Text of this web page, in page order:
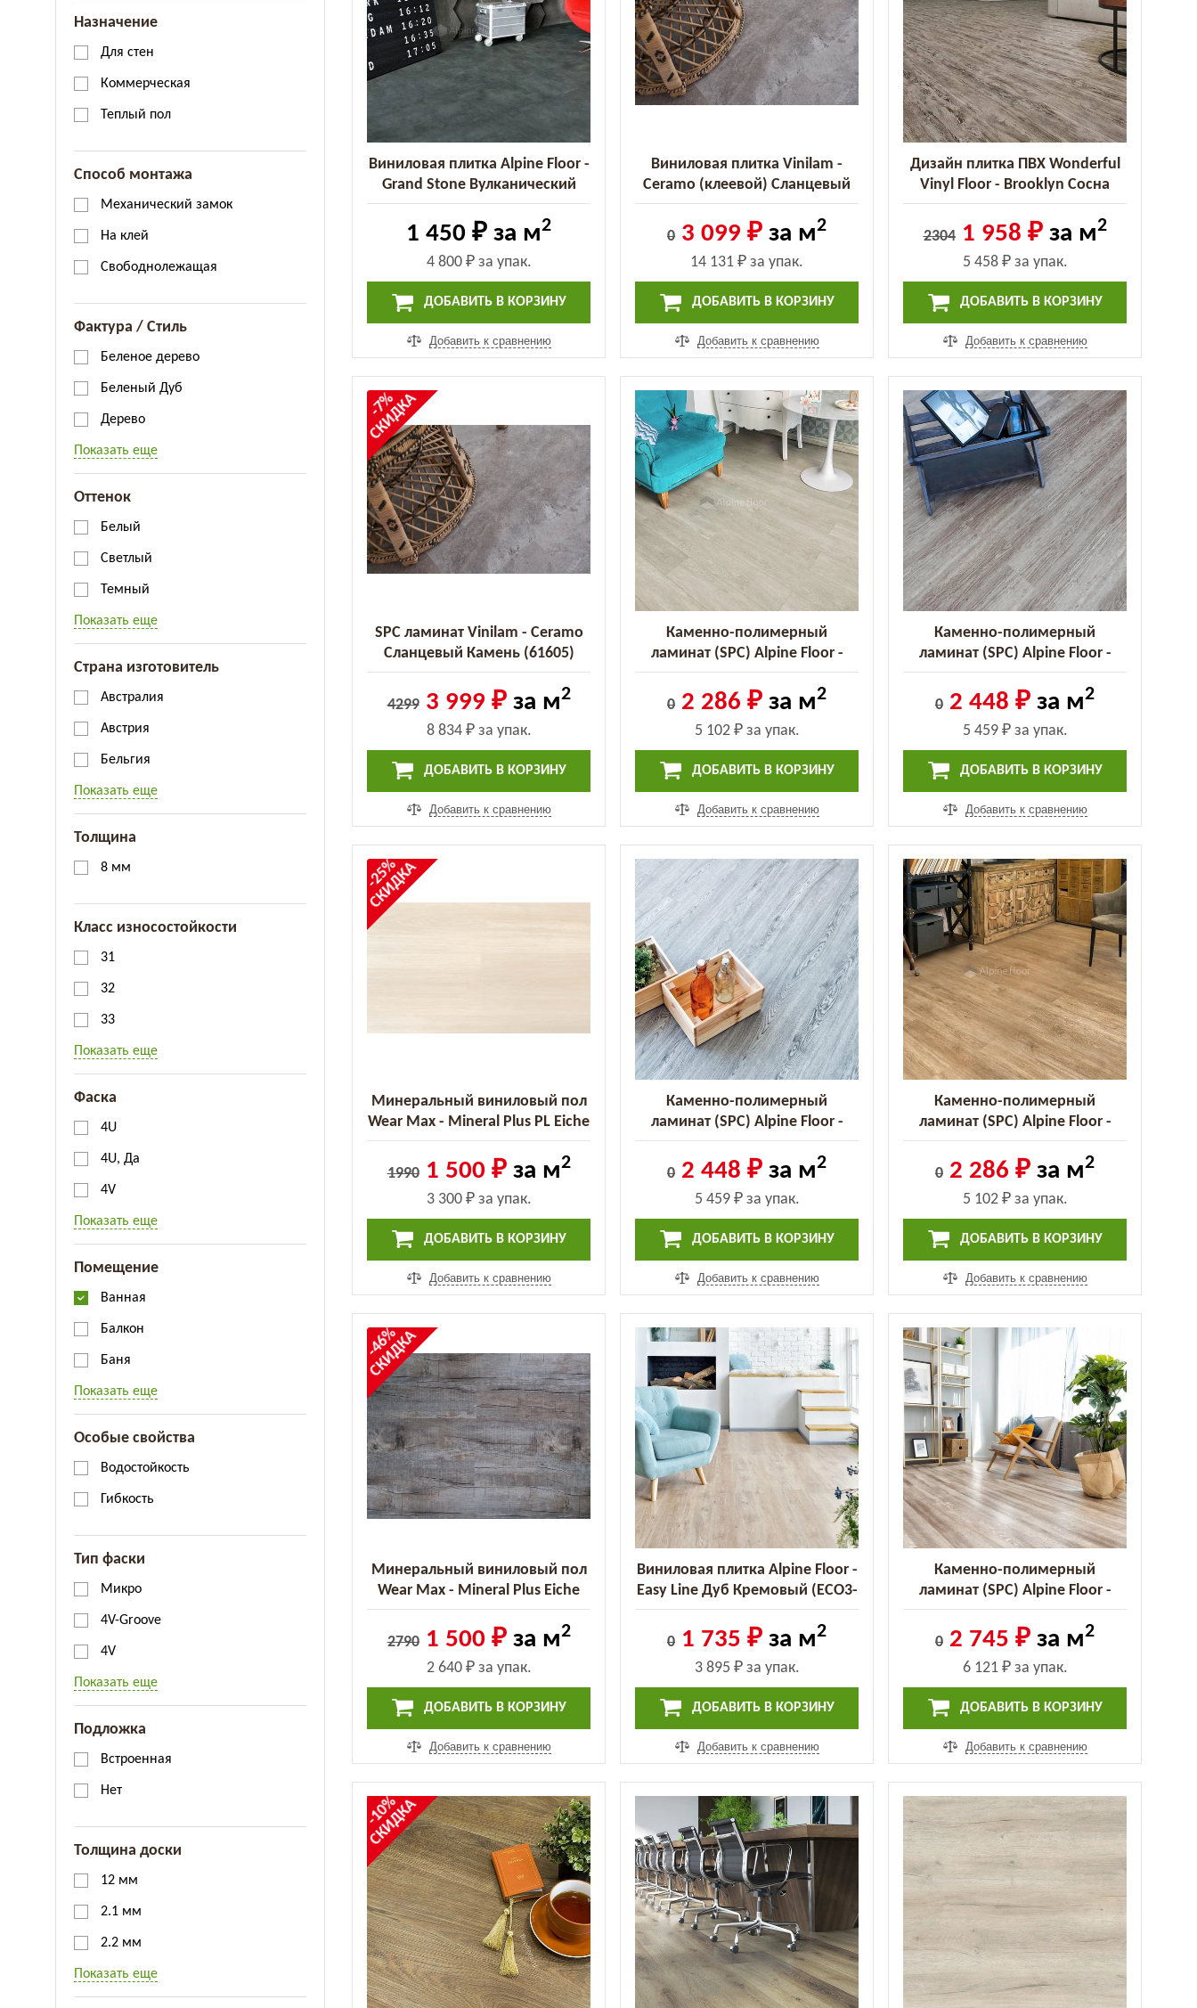
Назначение
Для стен
Коммерческая
Теплый пол
Способ монтажа
Механический замок
На клей
Свободнолежащая
Фактура / Стиль
Беленое дерево
Беленый Дуб
Дерево
Показать еще
Оттенок
Белый
Светлый
Темный
Показать еще
Страна изготовитель
Австралия
Австрия
Бельгия
Показать еще
Толщина
8 мм
Класс износостойкости
31
32
33
Показать еще
Фаска
4U
4U, Да
4V
Показать еще
Помещение
Ванная
Балкон
Баня
Показать еще
Особые свойства
Водостойкость
Гибкость
Тип фаски
Микро
4V-Groove
4V
Показать еще
Подложка
Встроенная
Нет
Толщина доски
12 мм
2.1 мм
2.2 мм
Показать еще
Виниловая плитка Alpine Floor -
Grand Stone Вулканический
песок (ECO 8-5) (ECO 8-5)
1 450 ₽ за м2
4 800 ₽за упак.
ДОБАВИТЬ В КОРЗИНУ
Добавить к сравнению
Виниловая плитка Vinilam -
Ceramo (клеевой) Сланцевый
Камень (61605 (2.5))
0 3 099 ₽ за м2
14 131 ₽ за упак.
ДОБАВИТЬ В КОРЗИНУ
Добавить к сравнению
Дизайн плитка ПВХ Wonderful
Vinyl Floor - Brooklyn Сосна
Винтаж (DB 159-2H)
2304 1 958 ₽за м2
5 458 ₽за упак.
ДОБАВИТЬ В КОРЗИНУ
Добавить к сравнению
-7%
СКИДКА
SPC ламинат Vinilam - Ceramo
Сланцевый Камень (61605)
4299 3 999 ₽за м2
8 834 ₽за упак.
ДОБАВИТЬ В КОРЗИНУ
Добавить к сравнению
Каменно-полимерный
ламинат (SPC) Alpine Floor -
Grand Sequoia Эвкалипт (ECO
11-1) (ECO 11-1)
0 2 286 ₽ за м2
5 102 ₽за упак.
ДОБАВИТЬ В КОРЗИНУ
Добавить к сравнению
Каменно-полимерный
ламинат (SPC) Alpine Floor -
Classic Клён (ECO 140-8 MC)
0 2 448 ₽ за м2
5 459 ₽за упак.
ДОБАВИТЬ В КОРЗИНУ
Добавить к сравнению
-25%
СКИДКА
Минеральный виниловый пол
Wear Max - Mineral Plus PL Eiche
Vienna (Дуб Vienna) (7280)
1990 1 500 ₽за м2
3 300 ₽за упак.
ДОБАВИТЬ В КОРЗИНУ
Добавить к сравнению
Каменно-полимерный
ламинат (SPC) Alpine Floor -
Classic Ясень (ECO 134-6 MC)
0 2 448 ₽ за м2
5 459 ₽за упак.
ДОБАВИТЬ В КОРЗИНУ
Добавить к сравнению
Каменно-полимерный
ламинат (SPC) Alpine Floor -
Grand Sequoia Камфора (ECO
11-5) (ECO 11-5)
0 2 286 ₽ за м2
5 102 ₽за упак.
ДОБАВИТЬ В КОРЗИНУ
Добавить к сравнению
-46%
СКИДКА
Минеральный виниловый пол
Wear Max - Mineral Plus Eiche
Fossil (Дуб Fossil) (6122)
2790 1 500 ₽за м2
2 640 ₽за упак.
ДОБАВИТЬ В КОРЗИНУ
Добавить к сравнению
Виниловая плитка Alpine Floor -
Easy Line Дуб Кремовый (ЕСО3-
23) (ECO 3-23)
0 1 735 ₽ за м2
3 895 ₽за упак.
ДОБАВИТЬ В КОРЗИНУ
Добавить к сравнению
Каменно-полимерный
ламинат (SPC) Alpine Floor -
Real Wood Дуб Carry (ECO 2-10
MC) (ECO 2-10 MC)
0 2 745 ₽ за м2
6 121 ₽за упак.
ДОБАВИТЬ В КОРЗИНУ
Добавить к сравнению
-10%
СКИДКА